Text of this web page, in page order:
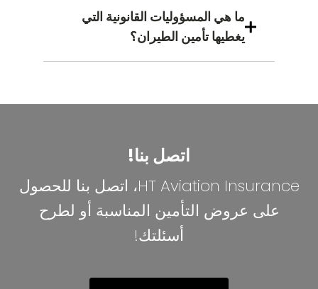
ما هي المسؤوليات القانونية التي
يغطيها تأمين الطيران؟
اتصل بنا!
HT Aviation Insurance، اتصل بنا للحصول
على عروض التأمين المناسبة أو لطرح
أسئلتك!